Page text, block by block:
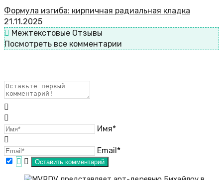
Формула изгиба: кирпичная радиальная кладка
21.11.2025
Межтекстовые Отзывы
Посмотреть все комментарии
Имя*
Email*